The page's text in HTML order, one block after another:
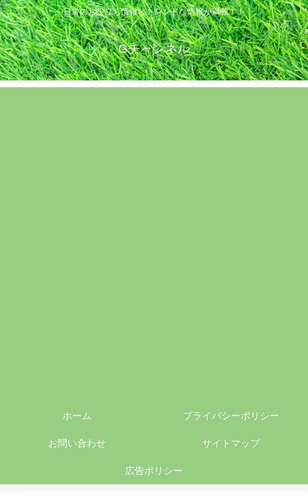
日常のお役立ち情報とトレンドな情報が満載！！
Gチャンネル
ホーム プライバシーポリシー
お問い合わせ サイトマップ
広告ポリシー